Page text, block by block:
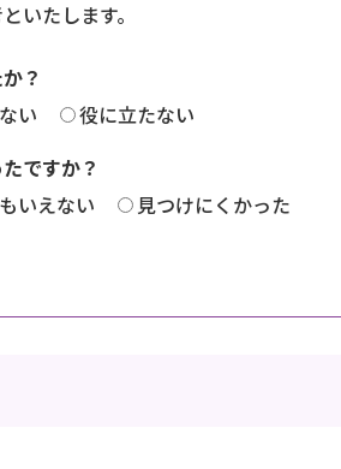
いたします。
？
い
役に立たない
ですか？
いえない 見つけにくかった